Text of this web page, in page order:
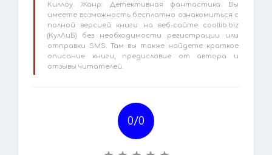
Киллоу. Жанр: Детективная фантастика. Вы
имеете возможность бесплатно ознакомиться с
полной версией книги на веб-сайте coollib.biz
(КулЛиБ) без необходимости регистрации или
отправки SMS. Там вы также найдете краткое
описание книги, предисловие от автора и
отзывы читателей.
0/0